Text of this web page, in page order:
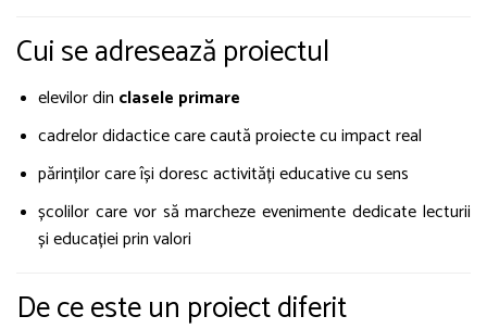
Cui se adresează proiectul
elevilor din clasele primare
cadrelor didactice care caută proiecte cu impact real
părinților care își doresc activități educative cu sens
școlilor care vor să marcheze evenimente dedicate lecturii
și educației prin valori
De ce este un proiect diferit